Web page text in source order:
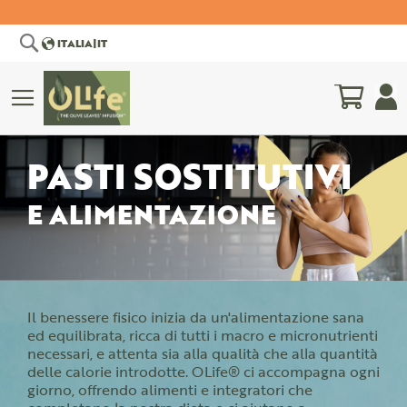
CercaITALIA|IT
BIBLIOGRAFIA
SCIENTIFICA
PASTI SOSTITUTIVI
E ALIMENTAZIONE
Il benessere fisico inizia da un'alimentazione sana
ed equilibrata, ricca di tutti i macro e micronutrienti
necessari, e attenta sia alla qualità che alla quantità
delle calorie introdotte. OLife® ci accompagna ogni
giorno, offrendo alimenti e integratori che